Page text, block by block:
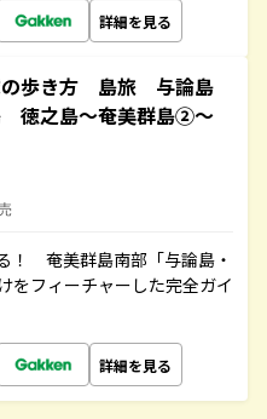
詳細を見る
歩き方 島旅 与論島
徳之島～奄美群島②～
！ 奄美群島南部「与論島・
をフィーチャーした完全ガイ
詳細を見る